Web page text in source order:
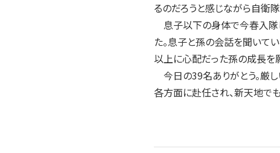
るのだろうと感じながら自衛
息子以下の身体で今春入隊
た。息子と孫の会話を聞いて
以上に心配だった孫の成長を
今日の39名ありがとう。厳
各方面に赴任され、新天地で